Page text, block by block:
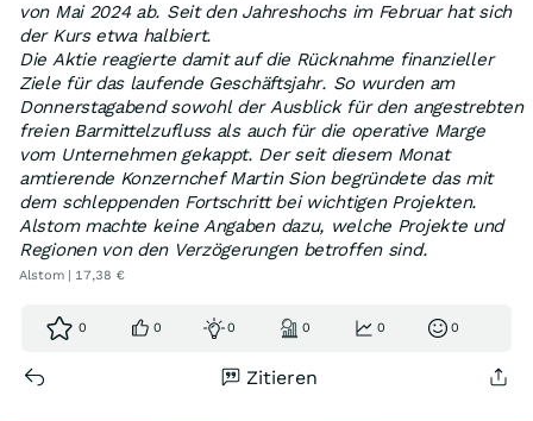
von Mai 2024 ab. Seit den Jahreshochs im Februar hat sich
der Kurs etwa halbiert.
Die Aktie reagierte damit auf die Rücknahme finanzieller
Ziele für das laufende Geschäftsjahr. So wurden am
Donnerstagabend sowohl der Ausblick für den angestrebten
freien Barmittelzufluss als auch für die operative Marge
vom Unternehmen gekappt. Der seit diesem Monat
amtierende Konzernchef Martin Sion begründete das mit
dem schleppenden Fortschritt bei wichtigen Projekten.
Alstom machte keine Angaben dazu, welche Projekte und
Regionen von den Verzögerungen betroffen sind.
Alstom | 17,38 €
0 0 0 0 0 0
Zitieren